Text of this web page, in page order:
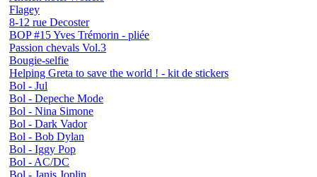
Flagey
8-12 rue Decoster
BOP #15 Yves Trémorin - pliée
Passion chevals Vol.3
Bougie-selfie
Helping Greta to save the world ! - kit de stickers
Bol - Jul
Bol - Depeche Mode
Bol - Nina Simone
Bol - Dark Vador
Bol - Bob Dylan
Bol - Iggy Pop
Bol - AC/DC
Bol - Janis Joplin